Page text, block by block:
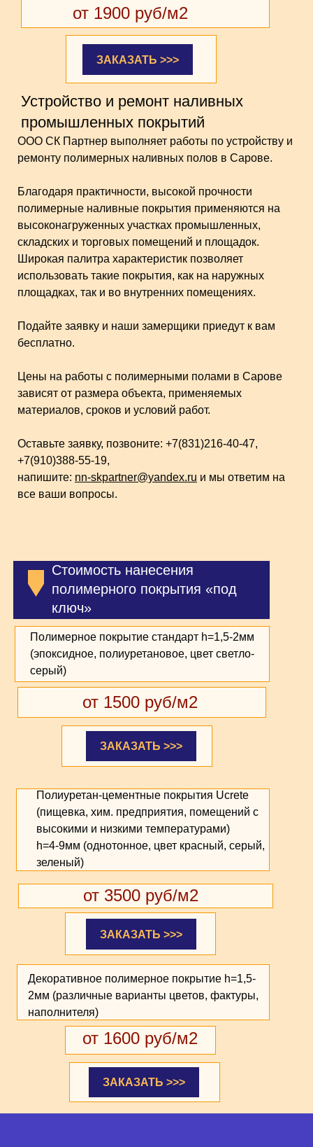
ООО СК Партнер выполняет работы по устройству и
ремонту полимерных наливных полов в Сарове.
Благодаря практичности, высокой прочности
полимерные наливные покрытия применяются на
высоконагруженных участках промышленных,
складских и торговых помещений и площадок.
Широкая палитра характеристик позволяет
использовать такие покрытия, как на наружных
площадках, так и во внутренних помещениях.
Подайте заявку и наши замерщики приедут к вам
бесплатно.
Цены на работы с полимерными полами в Сарове
зависят от размера объекта, применяемых
материалов, сроков и условий работ.
Оставьте заявку, позвоните: +7(831)216-40-47,
+7(910)388-55-19,
напишите: nn-skpartner@yandex.ru и мы ответим на
все ваши вопросы.
Устройство и ремонт наливных
промышленных покрытий
от 1900 руб/м2
ЗАКАЗАТЬ >>>
Стоимость нанесения
полимерного покрытия «под
ключ»
ЗАКАЗАТЬ >>>
от 1500 руб/м2
Полимерное покрытие стандарт h=1,5-2мм
(эпоксидное, полиуретановое, цвет светло-
серый)
Полиуретан-цементные покрытия Ucrete
(пищевка, хим. предприятия, помещений с
высокими и низкими температурами)
h=4-9мм (однотонное, цвет красный, серый,
зеленый)
от 3500 руб/м2
ЗАКАЗАТЬ >>>
Декоративное полимерное покрытие h=1,5-
2мм (различные варианты цветов, фактуры,
наполнителя)
от 1600 руб/м2
ЗАКАЗАТЬ >>>